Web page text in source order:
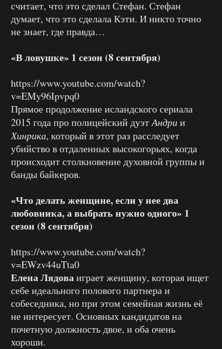
считает, что это сделал Стефан. Стефан
думает, что это сделала Кэти. И никто точно
не знает, где правда…
«В ловушке» 1 сезон (8 сентября)
https://www.youtube.com/watch?
v=EMy96Ipvpq0
Прямое продолжение исландского сериала
2015 года про полицейский дуэтАндрии
Хинрика, который в этот раз расследует
убийство в отдаленных высокогорьях, когда
происходит столкновение духовной группы и
банды байкеров.
«Что делать женщине, если у нее два
любовника, а выбрать нужно одного» 1
сезон (8 сентября)
https://www.youtube.com/watch?
v=EWzv44uTta0
Елена Лядоваиграет женщину, которая ищет
себе идеального полового партнера и
собеседника, но при этом семейная жизнь её
не интересует. Основных кандидатов на
почетную должность двое, и оба очень
хороши.